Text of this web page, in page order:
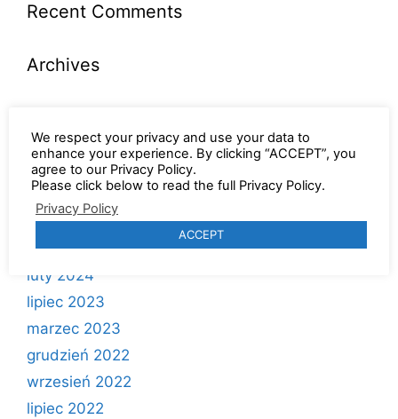
Recent Comments
Archives
kwiecień 2025
marzec 2025
luty 2025
grudzień 2024
marzec 2024
luty 2024
lipiec 2023
marzec 2023
grudzień 2022
wrzesień 2022
lipiec 2022
We respect your privacy and use your data to
enhance your experience. By clicking “ACCEPT”, you
agree to our Privacy Policy.
Please click below to read the full Privacy Policy.
Privacy Policy
ACCEPT